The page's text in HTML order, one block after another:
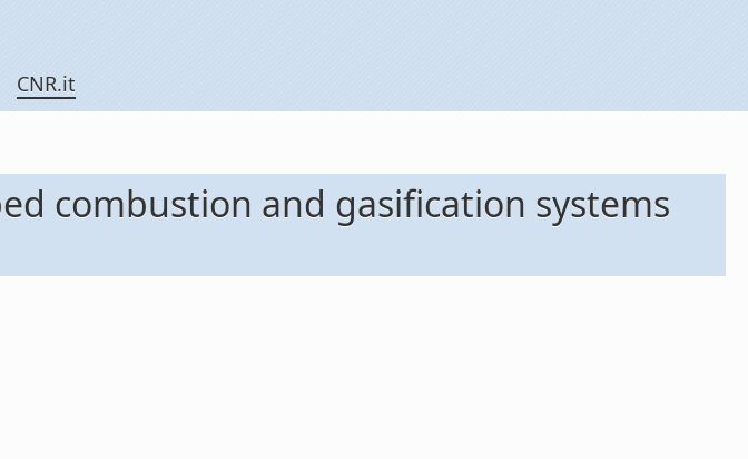
CNR.it
combustion and gasification systems